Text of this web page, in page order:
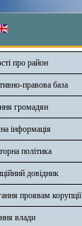
про район
правова база
громадян
інформація
політика
довідник
проявам корупції
влади